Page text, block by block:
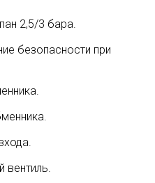
2,5/3 бара.
безопасности при
вентиль.